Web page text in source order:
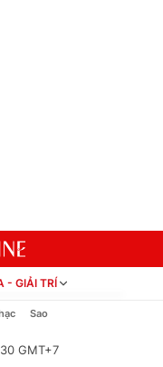
- GIẢI TRÍ
trị
Sao
GMT+7